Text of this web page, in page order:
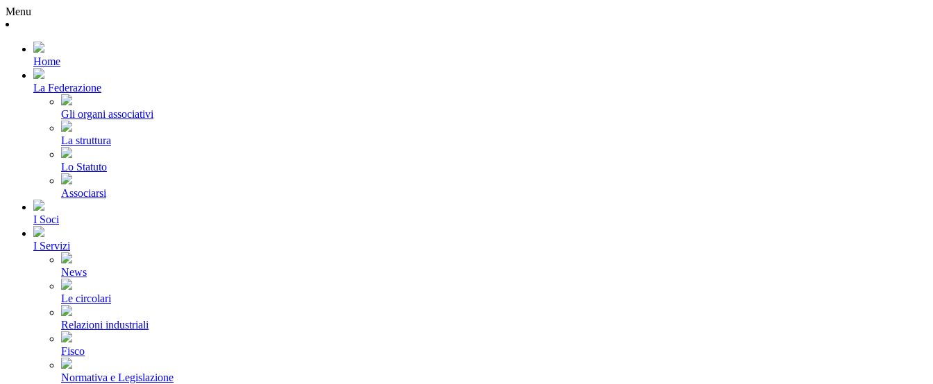
Menu
Home
La Federazione
Gli organi associativi
La struttura
Lo Statuto
Associarsi
I Soci
I Servizi
News
Le circolari
Relazioni industriali
Fisco
Normativa e Legislazione